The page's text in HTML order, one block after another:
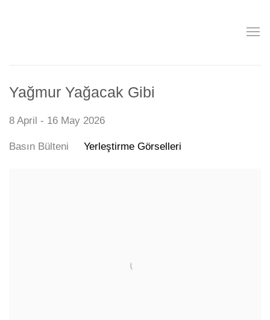
Yağmur Yağacak Gibi
8 April - 16 May 2026
Basın Bülteni Yerleştirme Görselleri